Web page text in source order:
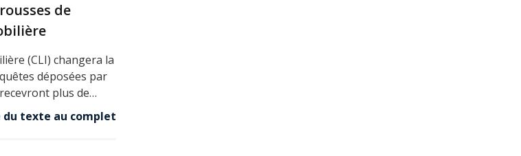
de
(CLI) changera la
déposées par
plus de…
texte au complet